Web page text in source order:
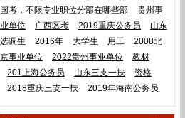
国考，不限专业职位分部在哪些部
贵州事
业单位
广西区考 2019重庆公务员
山东
选调生
2016年 大学生 用工
2008北
京事业单位
2022贵州事业单位
教材
201上海公务员
山东三支一扶
资格
2018重庆三支一扶
2019年海南公务员